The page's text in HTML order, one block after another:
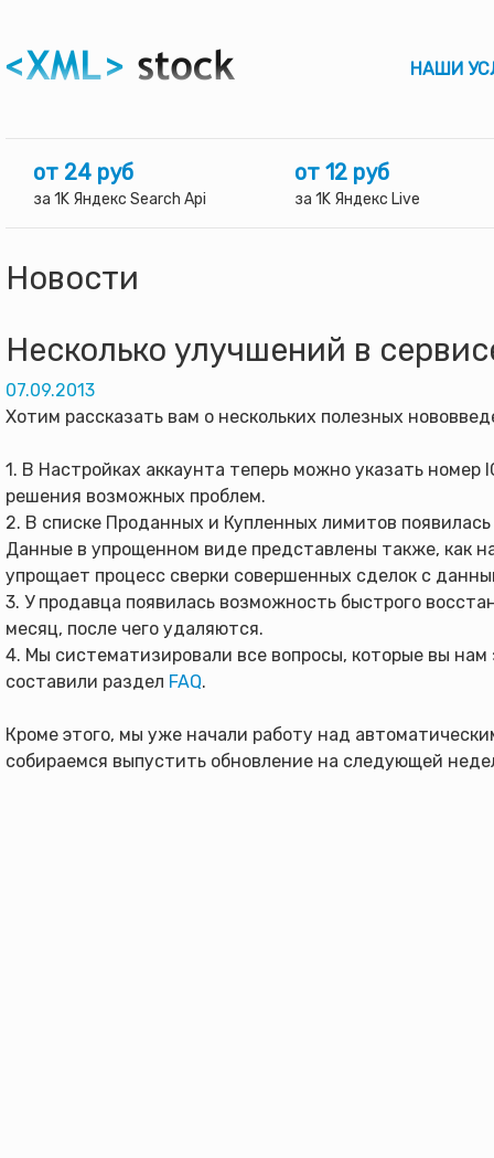
НАШИ
от 24 руб
за 1K Яндекс Search Api
от 12 руб
за 1K Яндекс Live
Новости
Несколько улучшений в
07.09.2013
Xотим рассказать вам о нескольких полезных
1. В Настройках аккаунта теперь можно указать
решения возможных проблем.
2. В списке Проданных и Купленных лимитов
Данные в упрощенном виде представлены также, как
упрощает процесс сверки совершенных сделок с
3. У продавца появилась возможность быстрого
месяц, после чего удаляются.
4. Мы систематизировали все вопросы, которые вы
составили раздел FAQ.
Кроме этого, мы уже начали работу над
собираемся выпустить обновление на следующей